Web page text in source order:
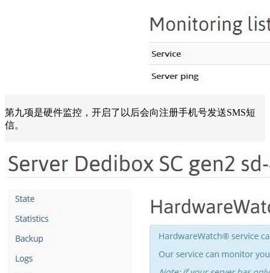
第九项是硬件监控，开启了以后会向注册手机号发送SMS短
信。